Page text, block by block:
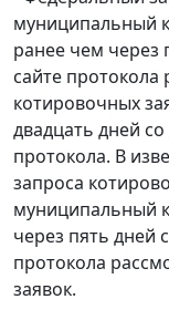
муниципальный
ранее чем через
сайте
котировочных
двадцать дней
протокола. В
запроса
муниципальный
через пять дней
протокола
заявок.